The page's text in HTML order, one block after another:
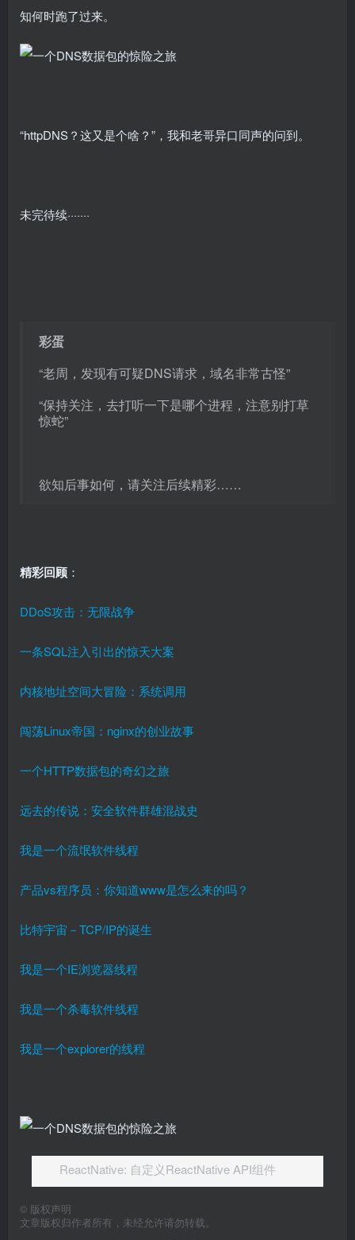
知何时跑了过来。
“httpDNS？这又是个啥？”，我和老哥异口同声的问到。
未完待续·······
彩蛋
“老周，发现有可疑DNS请求，域名非常古怪”
“保持关注，去打听一下是哪个进程，注意别打草
惊蛇”
欲知后事如何，请关注后续精彩……
精彩回顾 ：
DDoS攻击：无限战争
一条SQL注入引出的惊天大案
内核地址空间大冒险：系统调用
闯荡Linux帝国：nginx的创业故事
一个HTTP数据包的奇幻之旅
远去的传说：安全软件群雄混战史
我是一个流氓软件线程
产品vs程序员：你知道www是怎么来的吗？
比特宇宙－TCP/IP的诞生
我是一个IE浏览器线程
我是一个杀毒软件线程
我是一个explorer的线程
ReactNative: 自定义ReactNative API组件
© 版权声明
文章版权归作者所有，未经允许请勿转载。